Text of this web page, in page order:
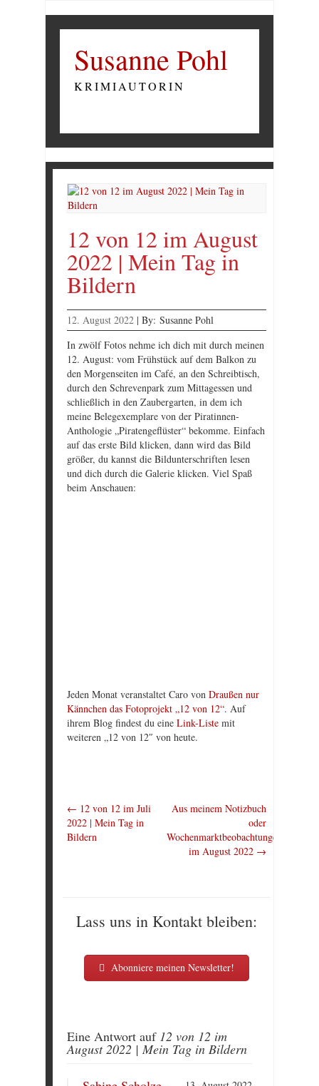
Susanne Pohl
KRIMIAUTORIN
12 von 12 im August
2022 | Mein Tag in
Bildern
12. August 2022 | By: Susanne Pohl
In zwölf Fotos nehme ich dich mit durch meinen
12. August: vom Frühstück auf dem Balkon zu
den Morgenseiten im Café, an den Schreibtisch,
durch den Schrevenpark zum Mittagessen und
schließlich in den Zaubergarten, in dem ich
meine Belegexemplare von der Piratinnen-
Anthologie „Piratengeflüster“ bekomme. Einfach
auf das erste Bild klicken, dann wird das Bild
größer, du kannst die Bildunterschriften lesen
und dich durch die Galerie klicken. Viel Spaß
beim Anschauen:
Jeden Monat veranstaltet Caro von Draußen nur
Kännchen das Fotoprojekt „12 von 12“. Auf
ihrem Blog findest du eine Link-Liste mit
weiteren „12 von 12″ von heute.
← 12 von 12 im Juli
2022 | Mein Tag in
Bildern
Aus meinem Notizbuch
oder
Wochenmarktbeobachtungen
im August 2022 →
Lass uns in Kontakt bleiben:
Abonniere meinen Newsletter!
Eine Antwort auf 12 von 12 im
August 2022 | Mein Tag in Bildern